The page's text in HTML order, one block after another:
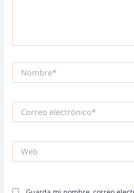
electrónico*